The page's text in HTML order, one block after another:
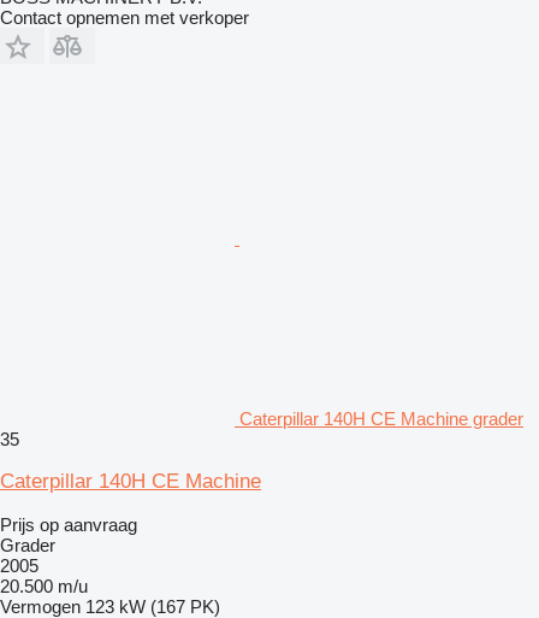
Contact opnemen met verkoper
Caterpillar 140H CE Machine grader
35
Caterpillar 140H CE Machine
Prijs op aanvraag
Grader
2005
20.500 m/u
Vermogen 123 kW (167 PK)